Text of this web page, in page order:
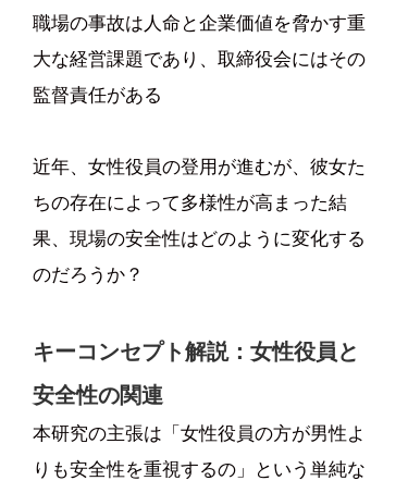
職場の事故は人命と企業価値を脅かす重
大な経営課題であり、取締役会にはその
監督責任がある
近年、女性役員の登用が進むが、彼女た
ちの存在によって多様性が高まった結
果、現場の安全性はどのように変化する
のだろうか？
キーコンセプト解説：女性役員と
安全性の関連
本研究の主張は「女性役員の方が男性よ
りも安全性を重視するの」という単純な